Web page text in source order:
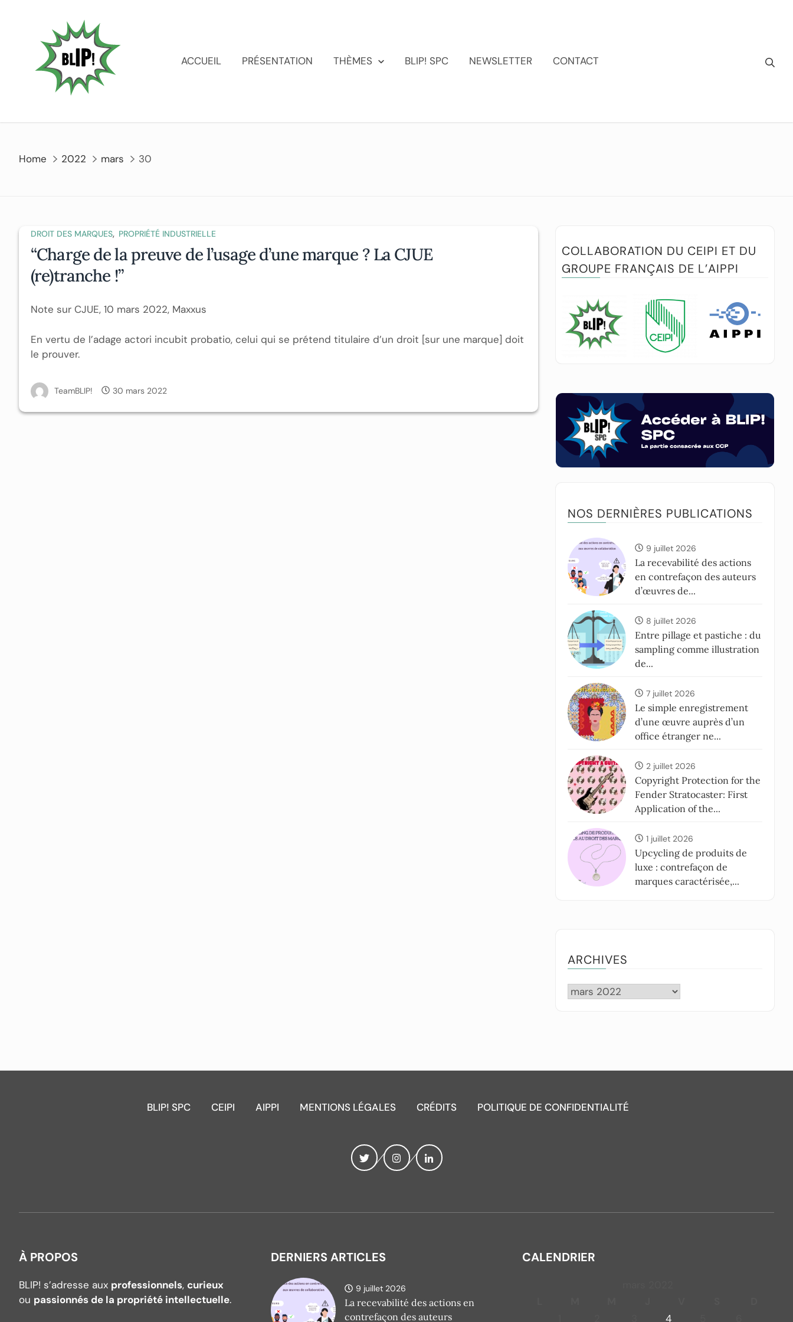
ACCUEIL PRÉSENTATION THÈMES BLIP! SPC NEWSLETTER CONTACT
Home 2022 mars 30
DROIT DES MARQUES, PROPRIÉTÉ INDUSTRIELLE
“Charge de la preuve de l’usage d’une marque ? La CJUE
(re)tranche !”
Note sur CJUE, 10 mars 2022, Maxxus
En vertu de l’adage actori incubit probatio, celui qui se prétend titulaire d’un droit [sur une marque] doit
le prouver.
TeamBLIP! 30 mars 2022
COLLABORATION DU CEIPI ET DU
GROUPE FRANÇAIS DE L’AIPPI
NOS DERNIÈRES PUBLICATIONS
9 juillet 2026
La recevabilité des actions
en contrefaçon des auteurs
d’œuvres de...
8 juillet 2026
Entre pillage et pastiche : du
sampling comme illustration
de...
7 juillet 2026
Le simple enregistrement
d’une œuvre auprès d’un
office étranger ne...
2 juillet 2026
Copyright Protection for the
Fender Stratocaster: First
Application of the...
1 juillet 2026
Upcycling de produits de
luxe : contrefaçon de
marques caractérisée,...
ARCHIVES
BLIP! SPC CEIPI AIPPI MENTIONS LÉGALES CRÉDITS POLITIQUE DE CONFIDENTIALITÉ
À PROPOS
BLIP! s’adresse aux professionnels, curieux
ou passionnés de la propriété intellectuelle.
DERNIERS ARTICLES
9 juillet 2026
La recevabilité des actions en
contrefaçon des auteurs
CALENDRIER
4